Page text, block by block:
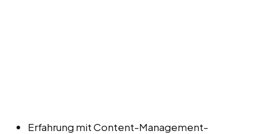
Erfahrung mit Content-Management-